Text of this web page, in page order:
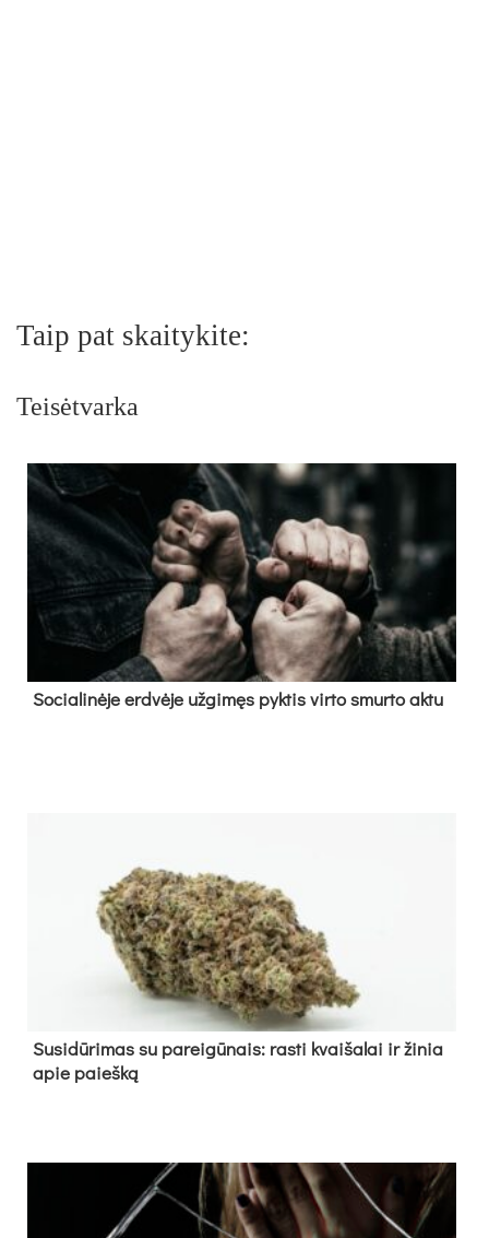
Taip pat skaitykite:
Teisėtvarka
So­cia­li­nė­je erd­vė­je už­gi­męs pyk­tis vir­to smur­to ak­tu
Su­si­dū­ri­mas su pa­rei­gū­nais: ras­ti kvai­ša­lai ir ži­nia
apie paieš­ką